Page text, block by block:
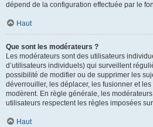
dépend de la configuration effectuée par le
Haut
Que sont les modérateurs ?
Les modérateurs sont des utilisateurs
d’utilisateurs individuels) qui surveillent
possibilité de modifier ou de supprimer les
déverrouiller, les déplacer, les fusionner et
modèrent. En règle générale, les
utilisateurs respectent les règles imposées
Haut